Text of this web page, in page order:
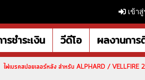
เข้าสู่
รชำระเงิน วีดีโอ ผลงานกา
ไฟเบรคสปอยเลอร์หลัง สำหรับ ALPHARD /